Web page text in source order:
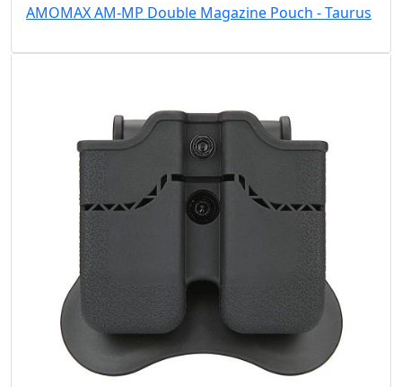
AMOMAX AM-MP Double Magazine Pouch - Taurus